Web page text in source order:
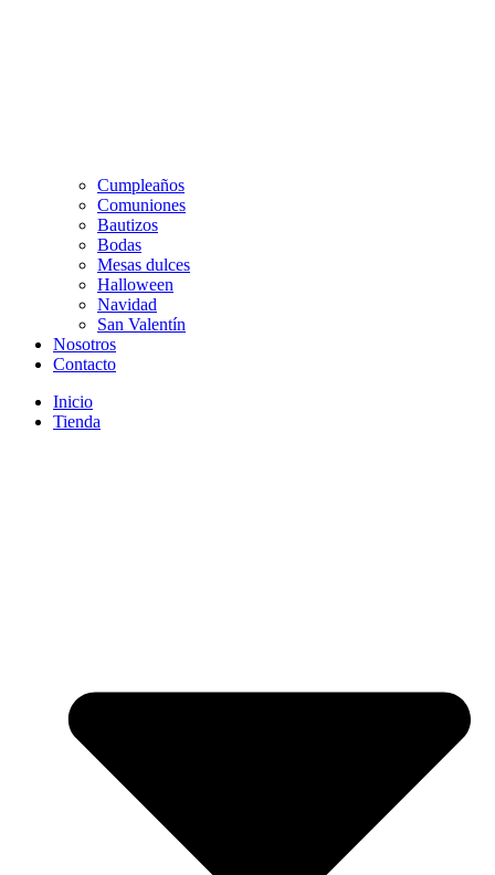
Cumpleaños
Comuniones
Bautizos
Bodas
Mesas dulces
Halloween
Navidad
San Valentín
Nosotros
Contacto
Inicio
Tienda